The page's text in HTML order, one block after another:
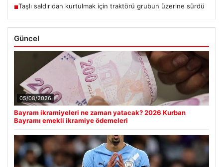
■Taşlı saldırıdan kurtulmak için traktörü grubun üzerine sürdü
Güncel
05/08/2026
Bayram ikramiyeleri ne zaman yatacak? 2026 Kurban
Bayramı emekli ikramiye ödemeleri